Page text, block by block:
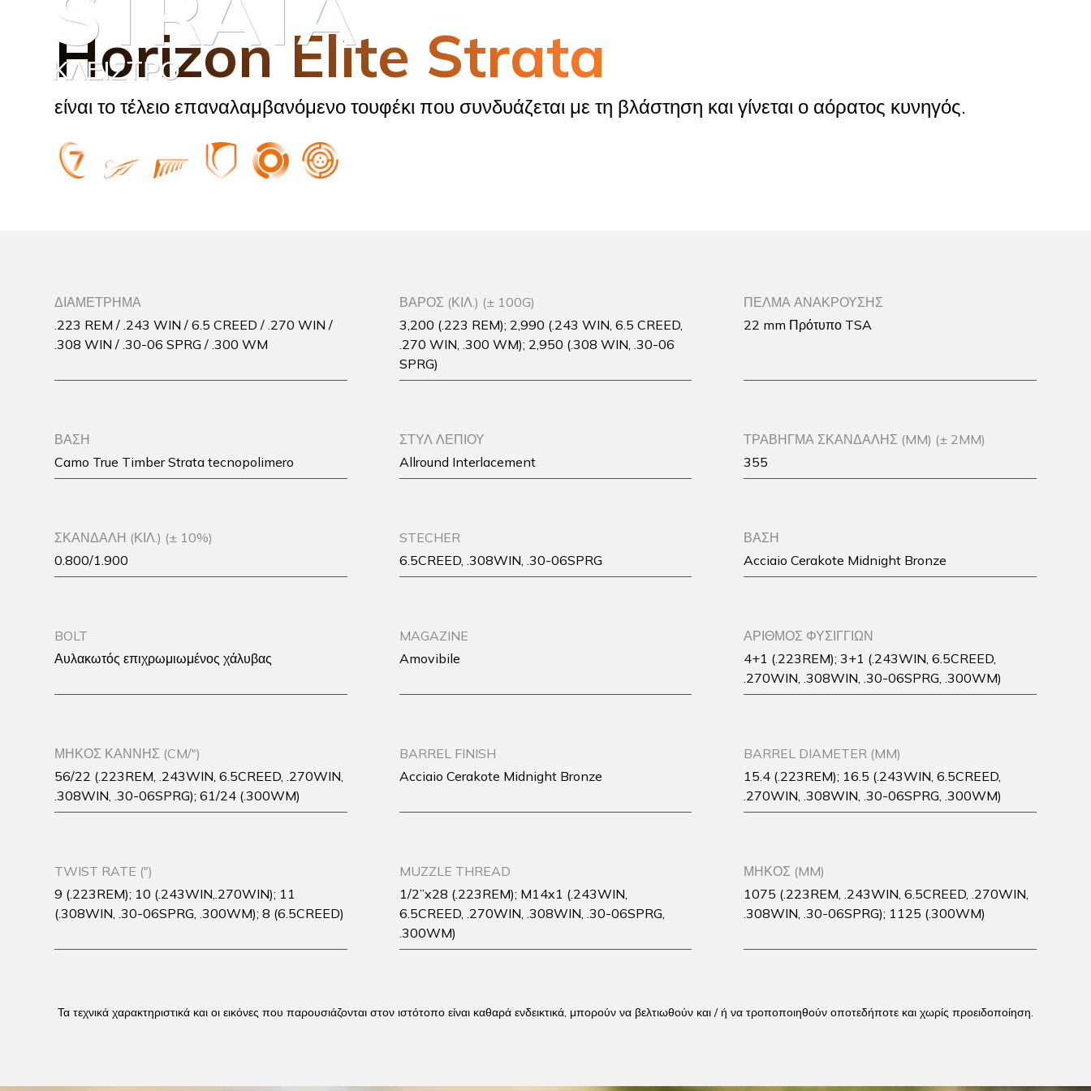
ΚΛΕΙΣΤΡΟ
Horizon Elite Strata
είναι το τέλειο επαναλαμβανόμενο τουφέκι που συνδυάζεται με τη βλάστηση και γίνεται ο αόρατος κυνηγός.
ΔΙΑΜΕΤΡΗΜΑ
.223 REM / .243 WIN / 6.5 CREED / .270 WIN /
.308 WIN / .30-06 SPRG / .300 WM
ΒΑΡΟΣ (ΚΙΛ.) (± 100G)
3,200 (.223 REM); 2,990 (.243 WIN, 6.5 CREED,
.270 WIN, .300 WM); 2,950 (.308 WIN, .30-06
SPRG)
ΠΕΛΜΑ ΑΝΑΚΡΟΥΣΗΣ
22 mm Πρότυπο TSA
ΒΑΣΗ
Camo True Timber Strata tecnopolimero
ΣΤΥΛ ΛΕΠΙΟΥ
Allround Interlacement
ΤΡΑΒΗΓΜΑ ΣΚΑΝΔΑΛΗΣ (MM) (± 2MM)
355
ΣΚΑΝΔΑΛΗ (ΚΙΛ.) (± 10%)
0.800/1.900
STECHER
6.5CREED, .308WIN, .30-06SPRG
ΒΑΣΗ
Acciaio Cerakote Midnight Bronze
BOLT
Αυλακωτός επιχρωμιωμένος χάλυβας
MAGAZINE
Amovibile
ΑΡΙΘΜΟΣ ΦΥΣΙΓΓΙΩΝ
4+1 (.223REM); 3+1 (.243WIN, 6.5CREED,
.270WIN, .308WIN, .30-06SPRG, .300WM)
ΜΉΚΟΣ ΚΆΝΝΗΣ (CM/")
56/22 (.223REM, .243WIN, 6.5CREED, .270WIN,
.308WIN, .30-06SPRG); 61/24 (.300WM)
BARREL FINISH
Acciaio Cerakote Midnight Bronze
BARREL DIAMETER (MM)
15.4 (.223REM); 16.5 (.243WIN, 6.5CREED,
.270WIN, .308WIN, .30-06SPRG, .300WM)
TWIST RATE (")
9 (.223REM); 10 (.243WIN,.270WIN); 11
(.308WIN, .30-06SPRG, .300WM); 8 (6.5CREED)
MUZZLE THREAD
1/2”x28 (.223REM); M14x1 (.243WIN,
6.5CREED, .270WIN, .308WIN, .30-06SPRG,
.300WM)
ΜΗΚΟΣ (MM)
1075 (.223REM, .243WIN, 6.5CREED, .270WIN,
.308WIN, .30-06SPRG); 1125 (.300WM)
Τα τεχνικά χαρακτηριστικά και οι εικόνες που παρουσιάζονται στον ιστότοπο είναι καθαρά ενδεικτικά, μπορούν να βελτιωθούν και / ή να τροποποιηθούν οποτεδήποτε και χωρίς προειδοποίηση.